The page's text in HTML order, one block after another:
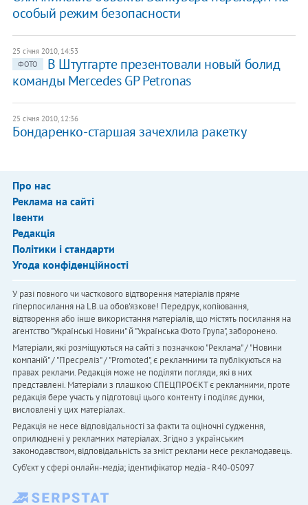
особый режим безопасности
25 січня 2010, 14:53
ФОТО
В Штутгарте презентовали новый болид
команды Mercedes GP Petronas
25 січня 2010, 12:36
Бондаренко-старшая зачехлила ракетку
Про нас
Реклама на сайті
Івенти
Редакція
Політики і стандарти
Угода конфіденційності
У разі повного чи часткового відтворення матеріалів пряме
гіперпосилання на LB.ua обов'язкове! Передрук, копіювання,
відтворення або інше використання матеріалів, що містять посилання на
агентство "Українськi Новини" й "Українська Фото Група", заборонено.
Матеріали, які розміщуються на сайті з позначкою "Реклама" / "Новини
компаній" / "Пресреліз" / "Promoted", є рекламними та публікуються на
правах реклами. Редакція може не поділяти погляди, які в них
представлені. Матеріали з плашкою СПЕЦПРОЄКТ є рекламними, проте
редакція бере участь у підготовці цього контенту і поділяє думки,
висловлені у цих матеріалах.
Редакція не несе відповідальності за факти та оціночні судження,
оприлюднені у рекламних матеріалах. Згідно з українським
законодавством, відповідальність за зміст реклами несе рекламодавець.
Cуб'єкт у сфері онлайн-медіа; ідентифікатор медіа - R40-05097